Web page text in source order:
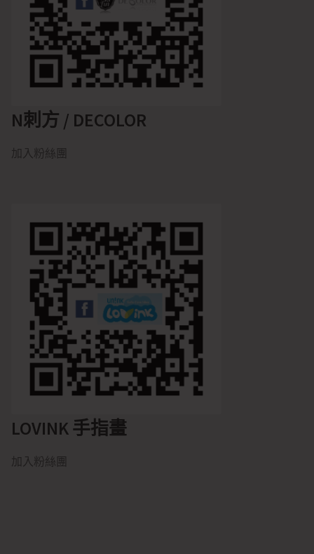
N刺方 / DECOLOR
加入粉絲團
LOVINK 手指畫
加入粉絲團